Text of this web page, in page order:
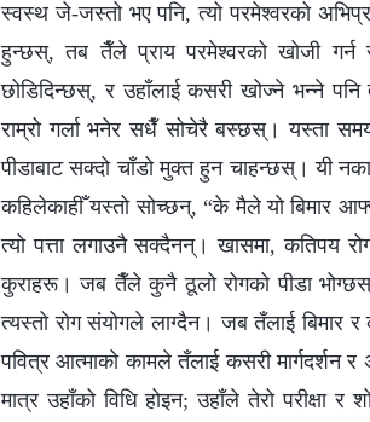
स्वस्थ जे-जस्तो भए पनि, त्यो परमेश्‍वरको
हुन्छस्, तब तैँले प्राय परमेश्‍वरको खोजी
छोडिदिन्छस्, र उहाँलाई कसरी खोज्ने भन्‍ने
राम्रो गर्ला भनेर सधैँ सोचेरै बस्छस्। यस्ता
पीडाबाट सक्दो चाँडो मुक्त हुन चाहन्छस्। यी
कहिलेकाहीँ यस्तो सोच्छन्, “के मैले यो बिमार आफ्नै
त्यो पत्ता लगाउनै सक्दैनन्। खासमा, कतिपय
कुराहरू। जब तैँले कुनै ठूलो रोगको पीडा
त्यस्तो रोग संयोगले लाग्दैन। जब तँलाई बिमार र
पवित्र आत्माको कामले तँलाई कसरी मार्गदर्शन र
मात्र उहाँको विधि होइन; उहाँले तेरो परीक्षा